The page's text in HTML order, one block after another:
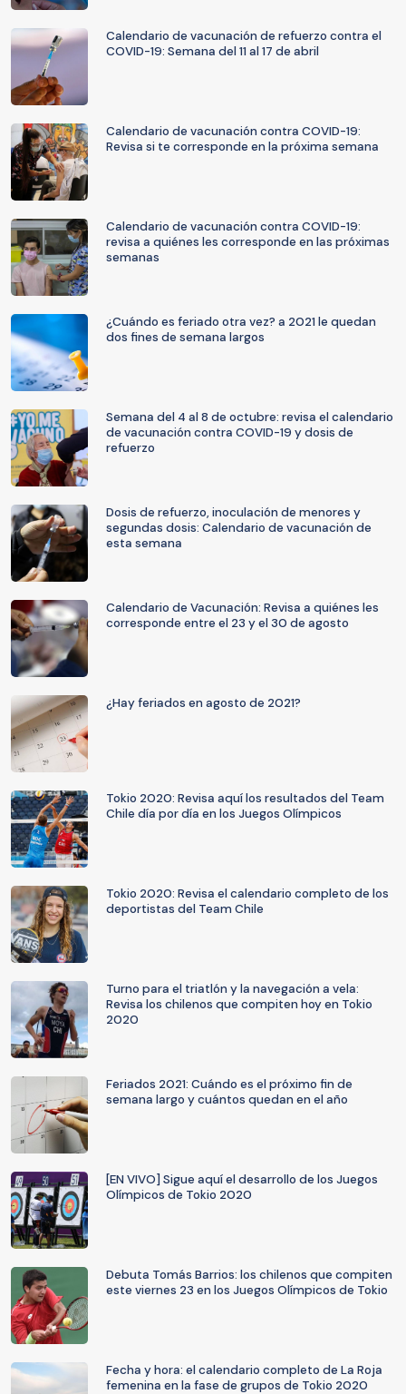
Calendario de vacunación de refuerzo contra el
COVID-19: Semana del 11 al 17 de abril
Calendario de vacunación contra COVID-19:
Revisa si te corresponde en la próxima semana
Calendario de vacunación contra COVID-19:
revisa a quiénes les corresponde en las próximas
semanas
¿Cuándo es feriado otra vez? a 2021 le quedan
dos fines de semana largos
Semana del 4 al 8 de octubre: revisa el calendario
de vacunación contra COVID-19 y dosis de
refuerzo
Dosis de refuerzo, inoculación de menores y
segundas dosis: Calendario de vacunación de
esta semana
Calendario de Vacunación: Revisa a quiénes les
corresponde entre el 23 y el 30 de agosto
¿Hay feriados en agosto de 2021?
Tokio 2020: Revisa aquí los resultados del Team
Chile día por día en los Juegos Olímpicos
Tokio 2020: Revisa el calendario completo de los
deportistas del Team Chile
Turno para el triatlón y la navegación a vela:
Revisa los chilenos que compiten hoy en Tokio
2020
Feriados 2021: Cuándo es el próximo fin de
semana largo y cuántos quedan en el año
[EN VIVO] Sigue aquí el desarrollo de los Juegos
Olímpicos de Tokio 2020
Debuta Tomás Barrios: los chilenos que compiten
este viernes 23 en los Juegos Olímpicos de Tokio
Fecha y hora: el calendario completo de La Roja
femenina en la fase de grupos de Tokio 2020